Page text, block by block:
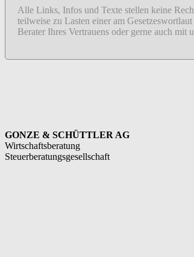
Alle Links, Infos und Texte stellen keine
teilweise zu Lasten einer am
Berater Ihres Vertrauens oder gerne auch mit
GONZE & SCHÜTTLER AG
Wirtschaftsberatung
Steuerberatungsgesellschaft